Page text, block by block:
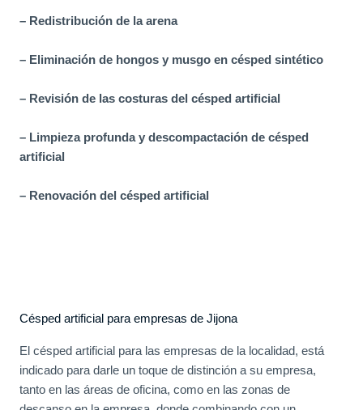
– Redistribución de la arena
– Eliminación de hongos y musgo en césped sintético
– Revisión de las costuras del césped artificial
– Limpieza profunda y descompactación de césped
artificial
– Renovación del césped artificial
Césped artificial para empresas de Jijona
El césped artificial para las empresas de la localidad, está
indicado para darle un toque de distinción a su empresa,
tanto en las áreas de oficina, como en las zonas de